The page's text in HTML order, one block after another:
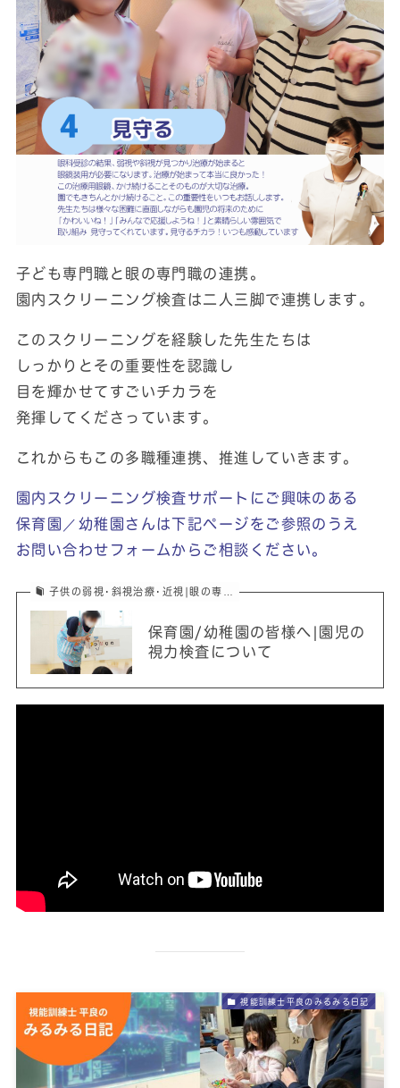
子ども専門職と眼の専門職の連携。
園内スクリーニング検査は二人三脚で連携します。
このスクリーニングを経験した先生たちは
しっかりとその重要性を認識し
目を輝かせてすごいチカラを
発揮してくださっています。
これからもこの多職種連携、推進していきます。
園内スクリーニング検査サポートにご興味のある
保育園／幼稚園さんは下記ページをご参照のうえ
お問い合わせフォームからご相談ください。
子供の弱視･斜視治療･近視|眼の専…
保育園/幼稚園の皆様へ|園児の
視力検査について
視能訓練士平良のみるみる日記